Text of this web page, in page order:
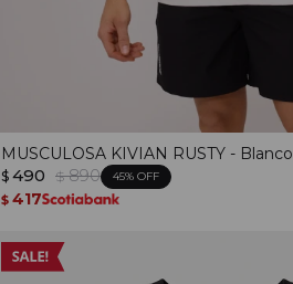
MUSCULOSA KIVIAN RUSTY - Blanco
$ 490 $ 890 45
$ 417